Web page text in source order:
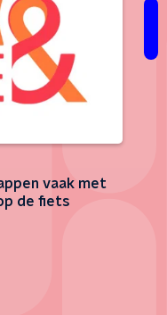
vaak met
de fiets